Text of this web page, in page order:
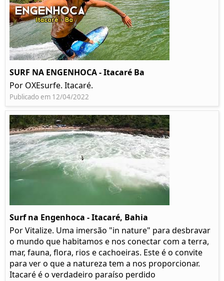
SURF NA ENGENHOCA - Itacaré Ba
Por OXEsurfe. Itacaré.
Publicado em 12/04/2022
Surf na Engenhoca - Itacaré, Bahia
Por Vitalize. Uma imersão "in nature" para desbravar
o mundo que habitamos e nos conectar com a terra,
mar, fauna, flora, rios e cachoeiras. Este é o convite
para ver o que a natureza tem a nos proporcionar.
Itacaré é o verdadeiro paraíso perdido